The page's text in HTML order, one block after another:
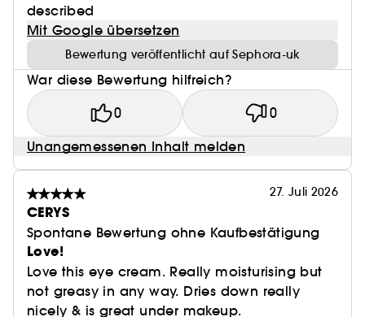
described
Mit Google übersetzen
Bewertung veröffentlicht auf Sephora-uk
War diese Bewertung hilfreich?
0 0
Unangemessenen Inhalt melden
27. Juli 2026
CERYS
Spontane Bewertung ohne Kaufbestätigung
Love!
Love this eye cream. Really moisturising but
not greasy in any way. Dries down really
nicely & is great under makeup.